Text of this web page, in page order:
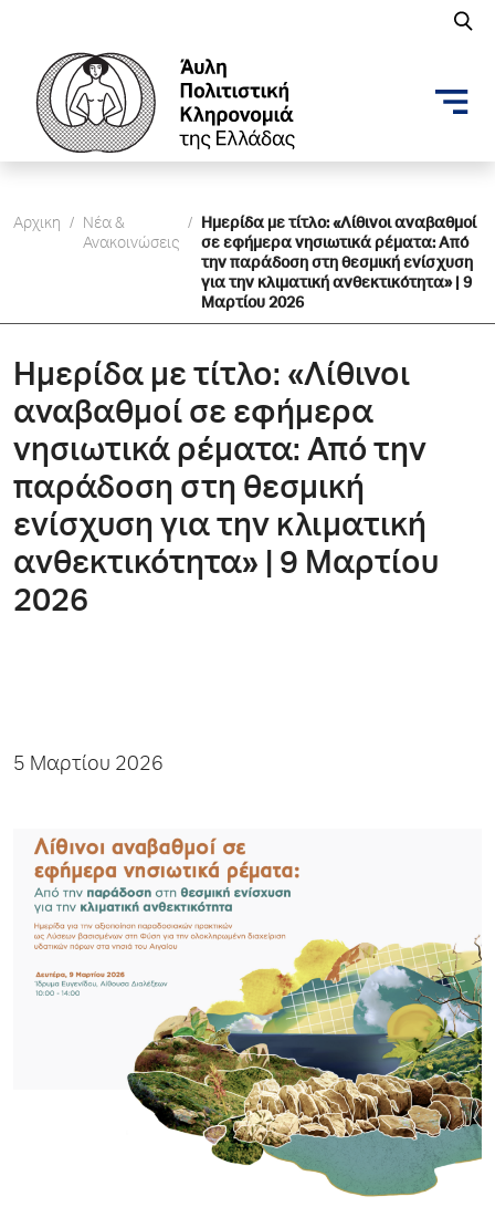
Αρχικη /
Νέα &
Ανακοινώσεις
/
Hμερίδα με τίτλο: «Λίθινοι αναβαθµοί
σε εφήµερα νησιωτικά ρέµατα: Από
την παράδοση στη θεσμική ενίσχυση
για την κλιματική ανθεκτικότητα» | 9
Mαρτίου 2026
Hμερίδα με τίτλο: «Λίθινοι
αναβαθµοί σε εφήµερα
νησιωτικά ρέµατα: Από την
παράδοση στη θεσμική
ενίσχυση για την κλιματική
ανθεκτικότητα» | 9 Mαρτίου
2026
5 Μαρτίου 2026